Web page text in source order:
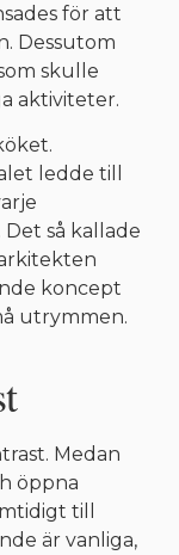
för att
Dessutom
skulle
aktiviteter.
ledde till
så kallade
koncept
utrymmen.
Medan
öppna
till
är vanliga,